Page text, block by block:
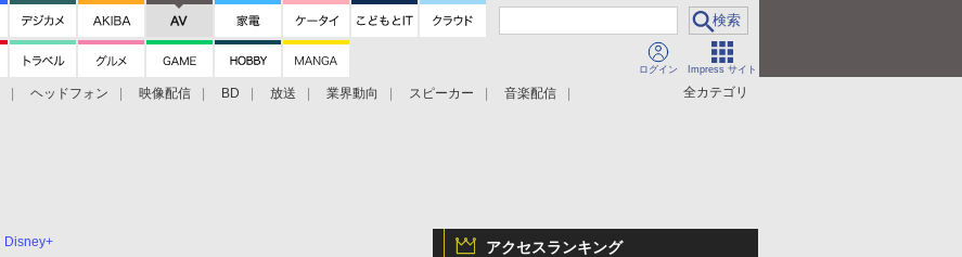
ログイン Impress サイト
全カテゴリ
ヘッドフォン 映像配信 BD 放送 業界動向 スピーカー
音楽配信
アクセスランキング
Disney+